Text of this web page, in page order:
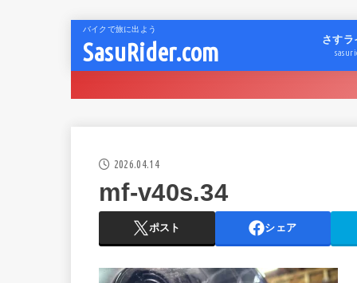
バイクで旅に出よう
SasuRider.com さすラ
2026.04.14
mf-v40s.34
ポスト シェア